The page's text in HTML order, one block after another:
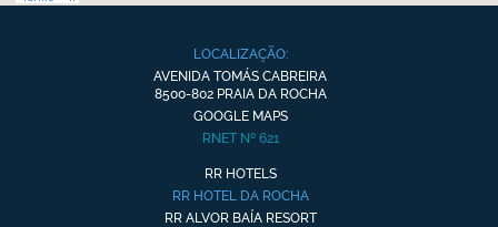
LOCALIZAÇÃO:
AVENIDA TOMÁS CABREIRA
8500-802 PRAIA DA ROCHA
GOOGLE MAPS
RNET Nº 621
RR HOTELS
RR HOTEL DA ROCHA
RR ALVOR BAÍA RESORT